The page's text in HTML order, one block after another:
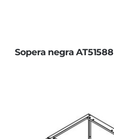
Sopera negra AT51588